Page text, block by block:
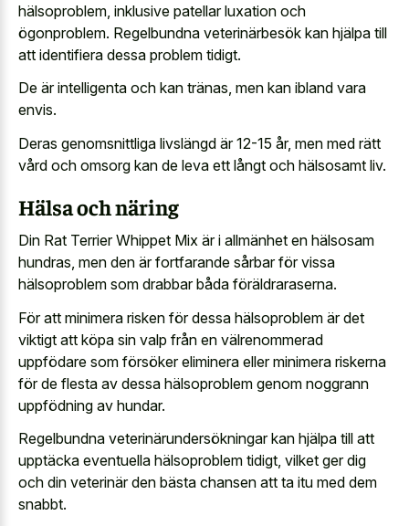
hälsoproblem, inklusive patellar luxation och
ögonproblem. Regelbundna veterinärbesök kan hjälpa till
att identifiera dessa problem tidigt.
De är intelligenta och kan tränas, men kan ibland vara
envis.
Deras genomsnittliga livslängd är 12-15 år, men med rätt
vård och omsorg kan de leva ett långt och hälsosamt liv.
Hälsa och näring
Din Rat Terrier Whippet Mix är i allmänhet en hälsosam
hundras, men den är fortfarande sårbar för vissa
hälsoproblem som drabbar båda föräldraraserna.
För att minimera risken för dessa hälsoproblem är det
viktigt att köpa sin valp från en välrenommerad
uppfödare som försöker eliminera eller minimera riskerna
för de flesta av dessa hälsoproblem genom noggrann
uppfödning av hundar.
Regelbundna veterinärundersökningar kan hjälpa till att
upptäcka eventuella hälsoproblem tidigt, vilket ger dig
och din veterinär den bästa chansen att ta itu med dem
snabbt.